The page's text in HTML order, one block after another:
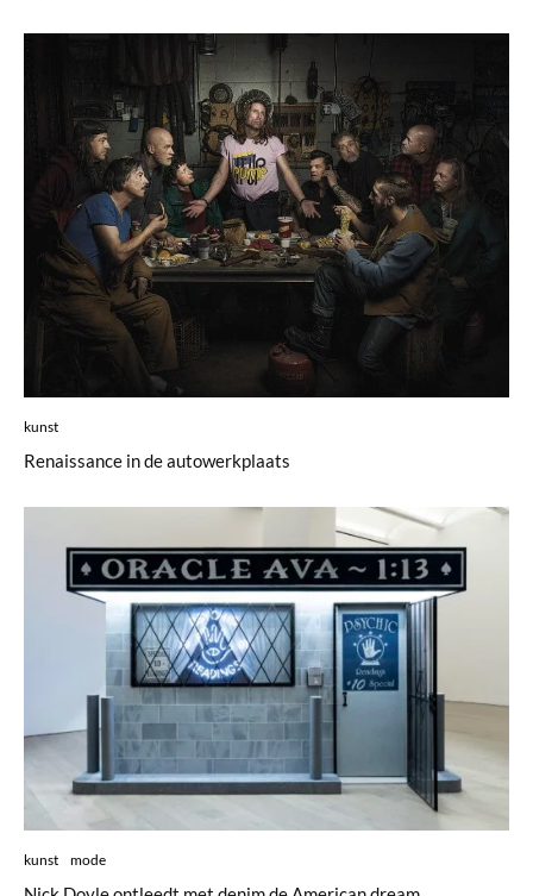
kunst
Renaissance in de autowerkplaats
kunst mode